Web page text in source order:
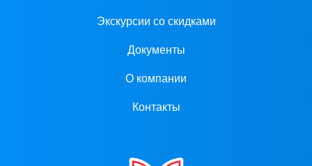
Экскурсии со скидками
Документы
О компании
Контакты